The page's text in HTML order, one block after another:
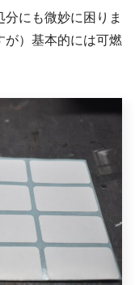
にも微妙に困りま
が）基本的には可燃